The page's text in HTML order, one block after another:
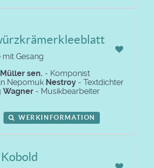
mit Gesang
Müller sen. - Komponist
Nepomuk Nestroy - Textdichter
Wagner - Musikbearbeiter
WERKINFORMATION